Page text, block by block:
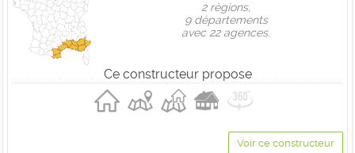
2 règions,
9 départements
avec 22 agences.
Ce constructeur propose
Voir ce constructeur